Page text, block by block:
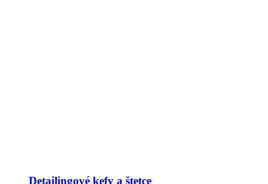
Detailingové kefy a štetce